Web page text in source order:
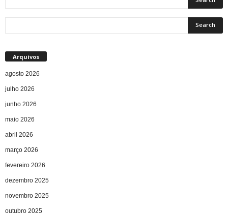
Arquivos
agosto 2026
julho 2026
junho 2026
maio 2026
abril 2026
março 2026
fevereiro 2026
dezembro 2025
novembro 2025
outubro 2025